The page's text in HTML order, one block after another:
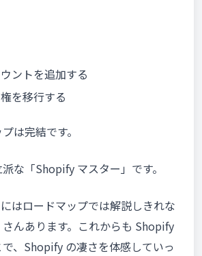
ントを追加する
を移行する
は完結です。
な「Shopify マスター」です。
はロードマップでは解説しきれな
んあります。これからも Shopify
、Shopify の凄さを体感していっ